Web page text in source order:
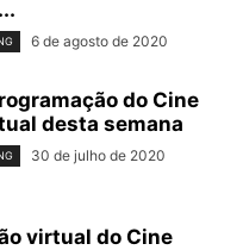
6 de agosto de 2020
do Cine
desta semana
30 de julho de 2020
virtual do Cine